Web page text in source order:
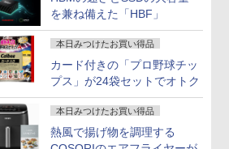
を兼ね備えた「HBF」
本日みつけたお買い得品
カード付きの「プロ野球チッ
プス」が24袋セットでオトク
本日みつけたお買い得品
熱風で揚げ物を調理する